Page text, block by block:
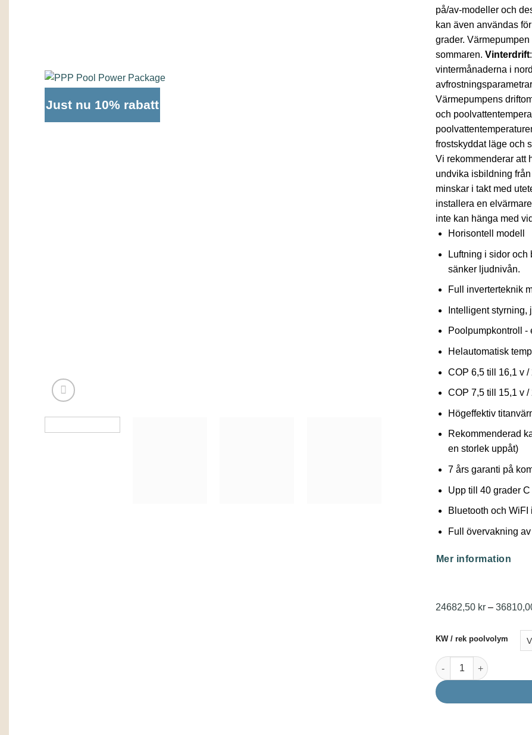
Just nu 10% rabatt
på/av-modeller och
kan även användas
grader.
sommaren. Vinterdrift
vintermånaderna i
Värmepumpens
och
frostskyddat läge och
Vi rekommenderar att
undvika isbildning
minskar i takt med
installera en
inte kan hänga med
Horisontell modell
Luftning i sidor och
sänker ljudnivån.
Full inverterteknik
Intelligent
Poolpumpkontroll -
Helautomatisk
COP 6,5 till 16,1 v /
COP 7,5 till 15,1 v /
Högeffektiv
Rekommenderad
en storlek uppåt)
7 års garanti på
Upp till 40 grader C
Bluetooth och WiFI
Full övervakning
Mer information
24682,50 kr –
KW / rek poolvolym
PPP Pool Power